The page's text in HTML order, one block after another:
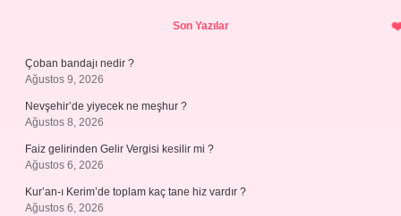
Son Yazılar
Çoban bandajı nedir ?
Ağustos 9, 2026
Nevşehir’de yiyecek ne meşhur ?
Ağustos 8, 2026
Faiz gelirinden Gelir Vergisi kesilir mi ?
Ağustos 6, 2026
Kur’an-ı Kerim’de toplam kaç tane hiz vardır ?
Ağustos 6, 2026